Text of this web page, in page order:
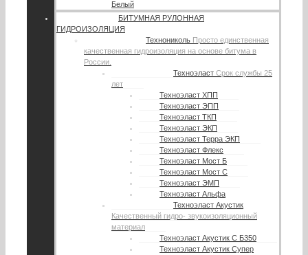
Белый
БИТУМНАЯ РУЛОННАЯ
ГИДРОИЗОЛЯЦИЯ
Технониколь Просто единственная
качественная гидроизоляция на основе битума в
России.
Техноэласт Срок службы 25
лет
Техноэласт ХПП
Техноэласт ЭПП
Техноэласт ТКП
Техноэласт ЭКП
Техноэласт Терра ЭКП
Техноэласт Флекс
Техноэласт Мост Б
Техноэласт Мост С
Техноэласт ЭМП
Техноэласт Альфа
Техноэласт Акустик
Качественный гидро- звукоизоляционный
материал
Техноэласт Акустик С Б350
Техноэласт Акустик Супер